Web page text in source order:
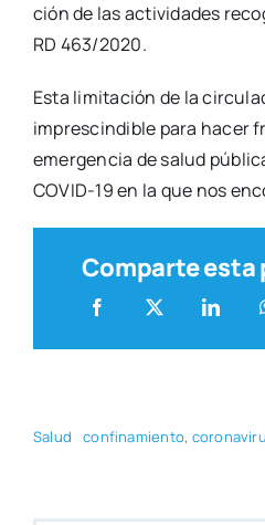
ción de las acti­vi­da­des
RD 463/2020.
Esta limi­ta­ción de la
impres­cin­di­ble para hacer
emer­gen­cia de salud
COVID-19 en la que nos
Comparte
Salud con­fi­na­mien­to,